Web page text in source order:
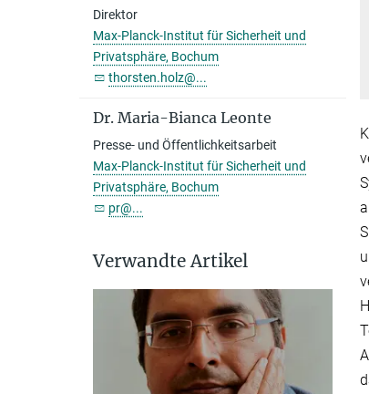
Direktor
Max-Planck-Institut für Sicherheit und
Privatsphäre, Bochum
thorsten.holz@...
Dr. Maria-Bianca Leonte
Presse- und Öffentlichkeitsarbeit
Max-Planck-Institut für Sicherheit und
Privatsphäre, Bochum
pr@...
Verwandte Artikel